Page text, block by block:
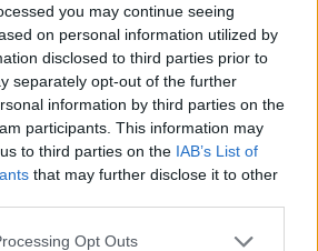
you may continue seeing
on personal information utilized by
disclosed to third parties prior to
separately opt-out of the further
information by third parties on the
participants. This information may
to third parties on the IAB’s List of
that may further disclose it to other
app uses one or more Google
Opt Outs